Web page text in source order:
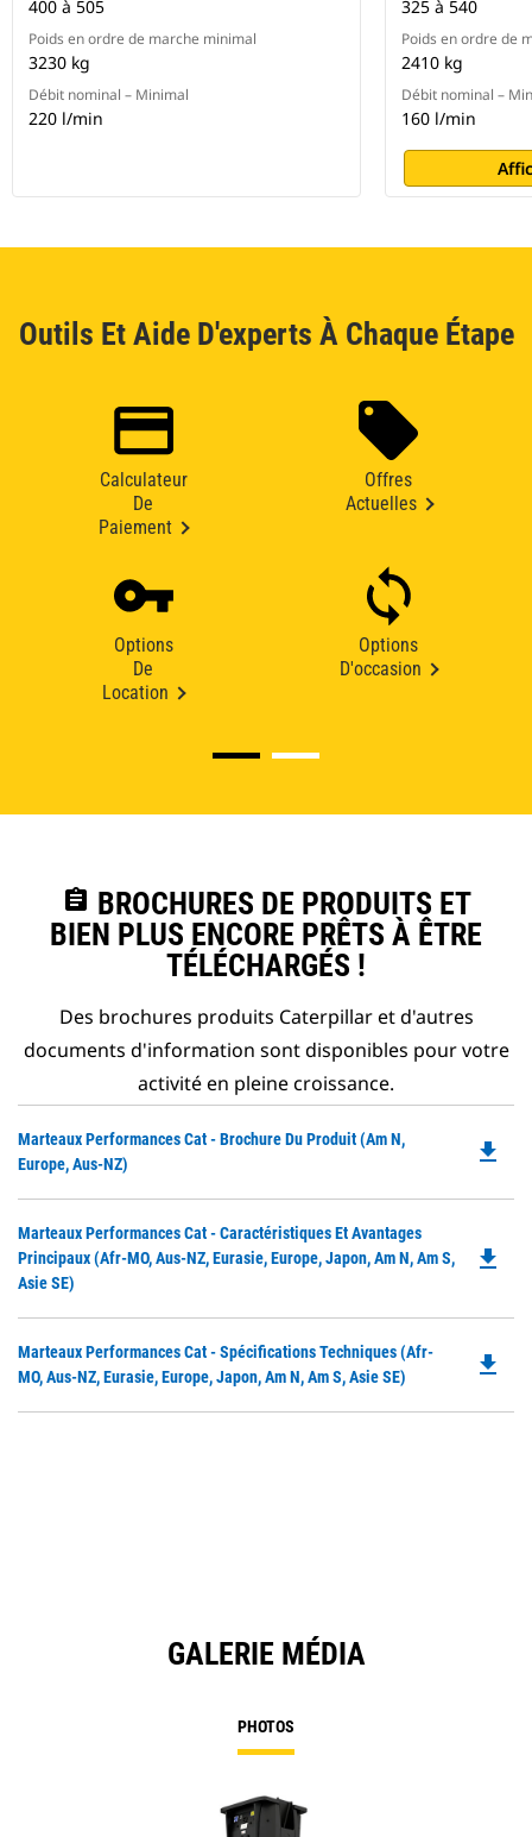
400 à 505
Poids en ordre de marche minimal
3230 kg
Débit nominal – Minimal
220 l/min
325 à 540
Poids en ordre de
2410 kg
Débit nominal –
160 l/min
Outils Et Aide D'experts À Chaque Étape
Calculateur
De
Paiement
Offres
Actuelles
Options
De
Location
Options
D'occasion
assignment BROCHURES DE PRODUITS ET
BIEN PLUS ENCORE PRÊTS À ÊTRE
TÉLÉCHARGÉS !
Des brochures produits Caterpillar et d'autres
documents d'information sont disponibles pour votre
activité en pleine croissance.
Marteaux Performances Cat - Brochure Du Produit (Am N,
Europe, Aus-NZ)
file_download
Marteaux Performances Cat - Caractéristiques Et Avantages
Principaux (Afr-MO, Aus-NZ, Eurasie, Europe, Japon, Am N, Am S,
Asie SE)
file_download
Marteaux Performances Cat - Spécifications Techniques (Afr-
MO, Aus-NZ, Eurasie, Europe, Japon, Am N, Am S, Asie SE)
file_download
GALERIE MÉDIA
PHOTOS